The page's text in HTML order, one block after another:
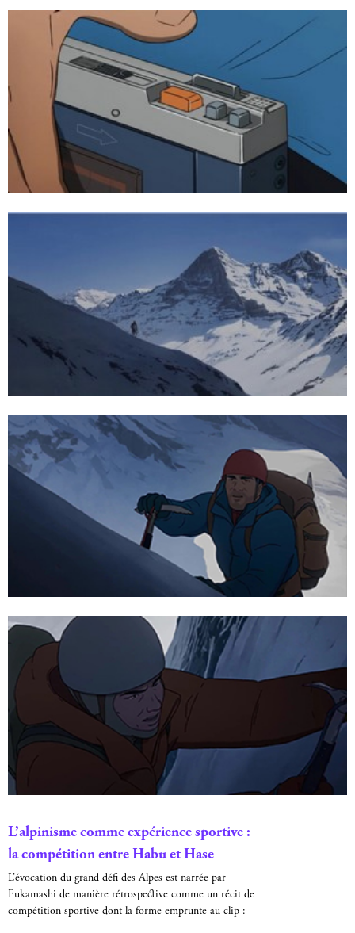
L’alpinisme comme expérience sportive :
la compétition entre Habu et Hase
L’évocation du grand défi des Alpes est narrée par
Fukamashi de manière rétrospective comme un récit de
compétition sportive dont la forme emprunte au clip :